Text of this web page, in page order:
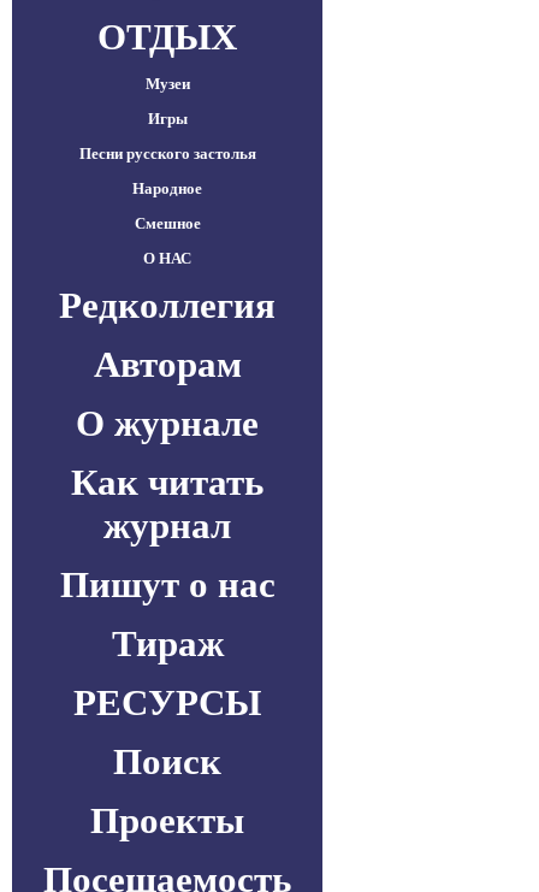
ОТДЫХ
Музеи
Игры
Песни русского застолья
Народное
Смешное
О НАС
Редколлегия
Авторам
О журнале
Как читать
журнал
Пишут о нас
Тираж
РЕСУРСЫ
Поиск
Проекты
Посещаемость